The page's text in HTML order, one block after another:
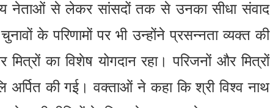
नेताओं से लेकर सांसदों तक से उनका सीधा संवाद
के परिणामों पर भी उन्होंने प्रसन्नता व्यक्त की
का विशेष योगदान रहा। परिजनों और मित्रों
अर्पित की गई। वक्ताओं ने कहा कि श्री विश्व नाथ